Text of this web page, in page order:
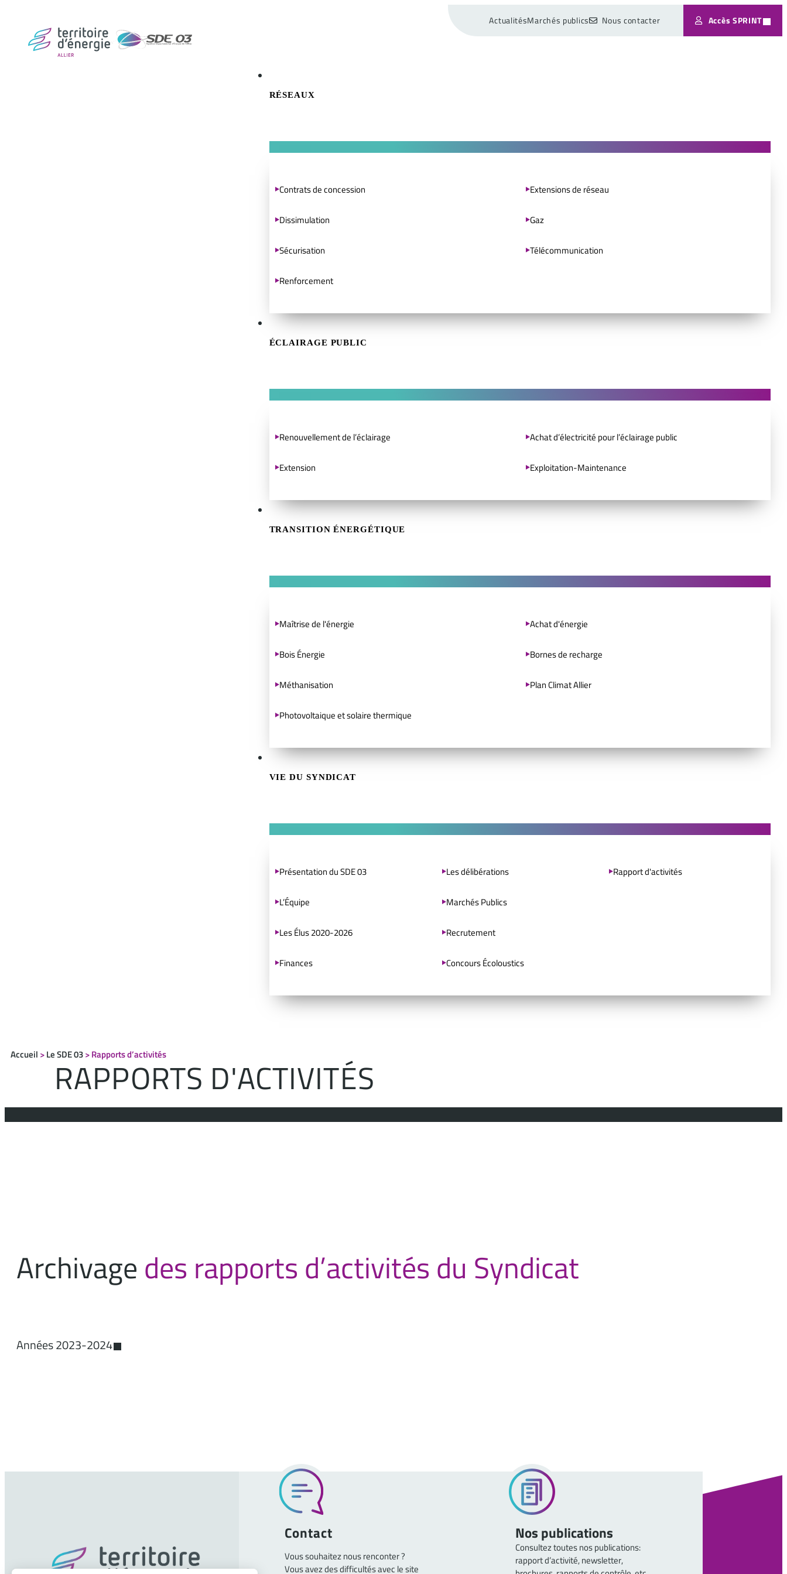
ActualitésMarchés publics Nous contacter Accès SPRINT
RÉSEAUX
Contrats de concession
Dissimulation
Sécurisation
Renforcement
Extensions de réseau
Gaz
Télécommunication
ÉCLAIRAGE PUBLIC
Renouvellement de l’éclairage
Extension
Achat d’électricité pour l’éclairage public
Exploitation-Maintenance
TRANSITION ÉNERGÉTIQUE
Maîtrise de l'énergie
Bois Énergie
Méthanisation
Photovoltaique et solaire thermique
Achat d'énergie
Bornes de recharge
Plan Climat Allier
VIE DU SYNDICAT
Présentation du SDE 03
L’Équipe
Les Élus 2020-2026
Finances
Les délibérations
Marchés Publics
Recrutement
Concours Écoloustics
Rapport d'activités
Accueil >Le SDE 03>Rapports d’activités
RAPPORTS D'ACTIVITÉS
Archivagedes rapports d’activités du Syndicat
Années 2023-2024
Contact
Vous souhaitez nous renconter ?
Vous avez des difficultés avec le site
Nos publications
Consultez toutes nos publications:
rapport d’activité,newsletter,